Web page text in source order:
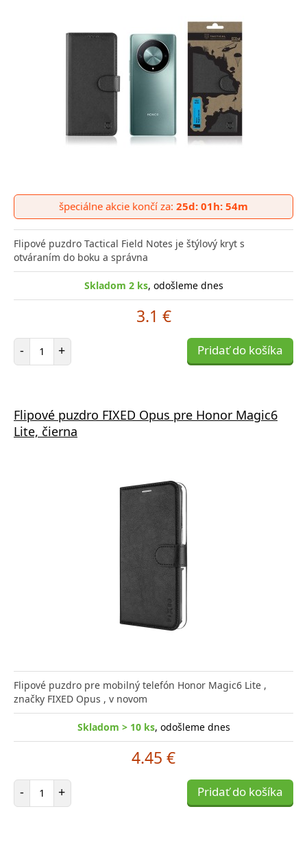
špeciálne akcie končí za: 25d: 01h: 54m
Flipové puzdro Tactical Field Notes je štýlový kryt s
otváraním do boku a správna
Skladom 2 ks, odošleme dnes
3.1 €
- Počet položiek
+ Pridať do košíka
Flipové puzdro FIXED Opus pre Honor Magic6
Lite, čierna
Flipové puzdro pre mobilný telefón Honor Magic6 Lite ,
značky FIXED Opus , v novom
Skladom > 10 ks, odošleme dnes
4.45 €
- Počet položiek
+ Pridať do košíka